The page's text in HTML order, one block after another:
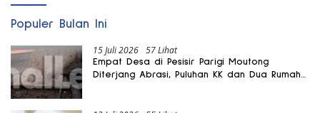
Populer Bulan Ini
15 Juli 2026 57 Lihat
Empat Desa di Pesisir Parigi Moutong
Diterjang Abrasi, Puluhan KK dan Dua Rumah